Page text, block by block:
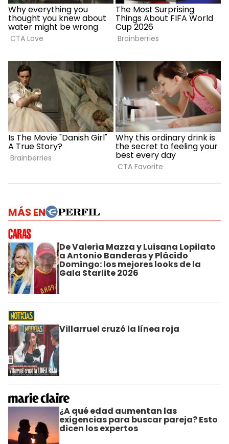
MÁS EN
De Valeria Mazza y Luisana Lopilato
a Antonio Banderas y Plácido
Domingo: los mejores looks de la
Gala Starlite 2026
Villarruel cruzó la línea roja
¿A qué edad aumentan las
exigencias para buscar pareja? Esto
dicen los expertos